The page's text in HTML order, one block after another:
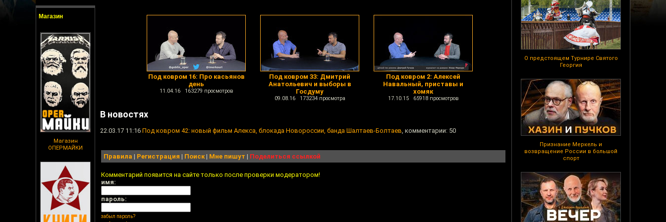
Магазин
Магазин
ОПЕРМАЙКИ
О предстоящем Турнире Святого
Георгия
Признание Меркель и
возвращение России в большой
спорт
Под ковром 16: Про касьянов
день
11.04.16 163279 просмотров
Под ковром 33: Дмитрий
Анатольевич и выборы в
Госдуму
09.08.16 173234 просмотра
Под ковром 2: Алексей
Навальный, приставы и
хомяк
17.10.15 65918 просмотров
В новостях
22.03.17 11:16 Под ковром 42: новый фильм Алекса, блокада Новороссии, банда Шалтаев-Болтаев, комментарии: 50
Правила | Регистрация | Поиск| Мне пишут | Поделиться ссылкой
Комментарий появится на сайте только после проверки модератором!
имя:
пароль:
забыл пароль?